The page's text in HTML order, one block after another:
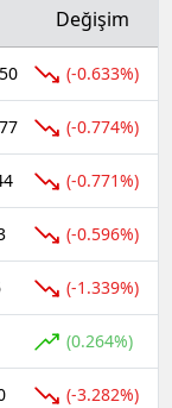
Değişim
(-0.633%)
(-0.774%)
(-0.771%)
(-0.596%)
(-1.339%)
(0.264%)
(-3.282%)